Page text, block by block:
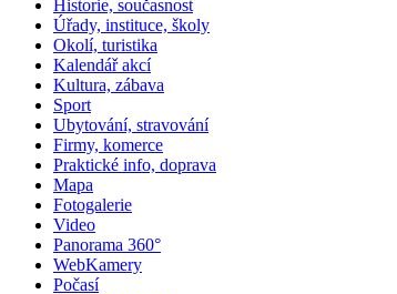
Historie, současnost
Úřady, instituce, školy
Okolí, turistika
Kalendář akcí
Kultura, zábava
Sport
Ubytování, stravování
Firmy, komerce
Praktické info, doprava
Mapa
Fotogalerie
Video
Panorama 360°
WebKamery
Počasí